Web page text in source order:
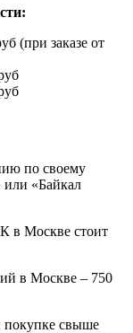
(при заказе от
по своему
«Байкал
в Москве стоит
в Москве – 750
покупке свыше